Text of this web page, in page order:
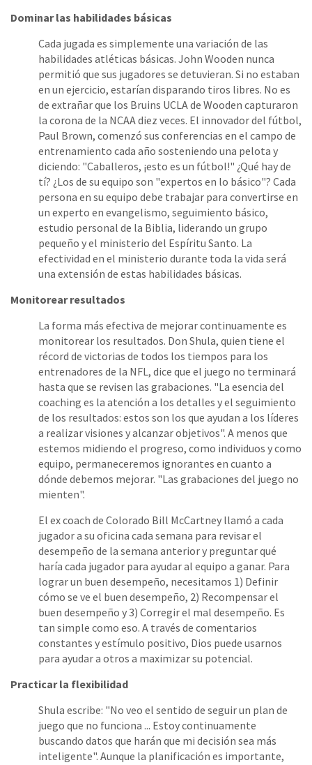
Dominar las habilidades básicas
Cada jugada es simplemente una variación de las
habilidades atléticas básicas. John Wooden nunca
permitió que sus jugadores se detuvieran. Si no estaban
en un ejercicio, estarían disparando tiros libres. No es
de extrañar que los Bruins UCLA de Wooden capturaron
la corona de la NCAA diez veces. El innovador del fútbol,
Paul Brown, comenzó sus conferencias en el campo de
entrenamiento cada año sosteniendo una pelota y
diciendo: "Caballeros, ¡esto es un fútbol!" ¿Qué hay de
tí? ¿Los de su equipo son "expertos en lo básico"? Cada
persona en su equipo debe trabajar para convertirse en
un experto en evangelismo, seguimiento básico,
estudio personal de la Biblia, liderando un grupo
pequeño y el ministerio del Espíritu Santo. La
efectividad en el ministerio durante toda la vida será
una extensión de estas habilidades básicas.
Monitorear resultados
La forma más efectiva de mejorar continuamente es
monitorear los resultados. Don Shula, quien tiene el
récord de victorias de todos los tiempos para los
entrenadores de la NFL, dice que el juego no terminará
hasta que se revisen las grabaciones. "La esencia del
coaching es la atención a los detalles y el seguimiento
de los resultados: estos son los que ayudan a los líderes
a realizar visiones y alcanzar objetivos". A menos que
estemos midiendo el progreso, como individuos y como
equipo, permaneceremos ignorantes en cuanto a
dónde debemos mejorar. "Las grabaciones del juego no
mienten".
El ex coach de Colorado Bill McCartney llamó a cada
jugador a su oficina cada semana para revisar el
desempeño de la semana anterior y preguntar qué
haría cada jugador para ayudar al equipo a ganar. Para
lograr un buen desempeño, necesitamos 1) Definir
cómo se ve el buen desempeño, 2) Recompensar el
buen desempeño y 3) Corregir el mal desempeño. Es
tan simple como eso. A través de comentarios
constantes y estímulo positivo, Dios puede usarnos
para ayudar a otros a maximizar su potencial.
Practicar la flexibilidad
Shula escribe: "No veo el sentido de seguir un plan de
juego que no funciona ... Estoy continuamente
buscando datos que harán que mi decisión sea más
inteligente". Aunque la planificación es importante,